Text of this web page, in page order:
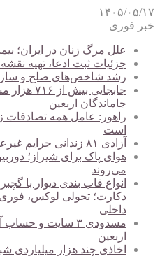
۱۴۰۵/۰۵/۱۷
خبر فوری
علل مرگ زنان در ایران؛
جزئیات ثبت ادعا، تهیه نقشه UTM و ارائه مادر سند اعلام شد
رشد شاخص‌های صلح و
جابجایی
جاماندگان اربعین
راهور: عامل همه تصادفات
است
آزادی ۸۱ زندانی جرایم غیرعمد در تهران همزمان با اربعین
هوای پاک برای شیراز؛
می‌روند
انواع قاب بندی دیوار با
دکارت؛ تحولی لوکس،
داخلی
مسدودی ۳ سایت و
اربعین
اخاذی چند هزار میلیاردی